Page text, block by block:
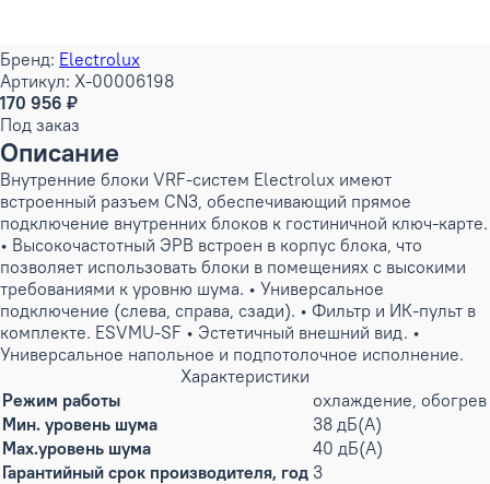
Бренд: Electrolux
Артикул: X-00006198
170 956 ₽
Под заказ
Описание
Внутренние блоки VRF-систем Electrolux имеют
встроенный разъем CN3, обеспечивающий прямое
подключение внутренних блоков к гостиничной ключ-карте.
• Высокочастотный ЭРВ встроен в корпус блока, что
позволяет использовать блоки в помещениях с высокими
требованиями к уровню шума. • Универсальное
подключение (слева, справа, сзади). • Фильтр и ИК-пульт в
комплекте. ESVMU-SF • Эстетичный внешний вид. •
Универсальное напольное и подпотолочное исполнение.
Характеристики
Режим работы
охлаждение, обогрев
Мин. уровень шума
38 дБ(А)
Max.уровень шума
40 дБ(А)
Гарантийный срок производителя, год 3